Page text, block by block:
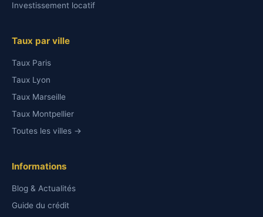
Investissement locatif
Taux par ville
Taux Paris
Taux Lyon
Taux Marseille
Taux Montpellier
Toutes les villes →
Informations
Blog & Actualités
Guide du crédit